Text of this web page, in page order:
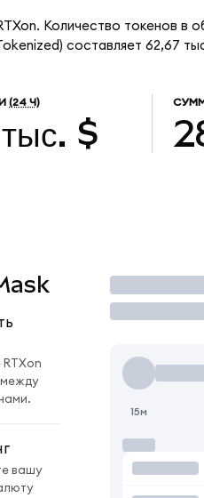
Количество токенов в
составляет 62,67
(24 Ч)
$
RTXon
между
вашу
Торговать
15м